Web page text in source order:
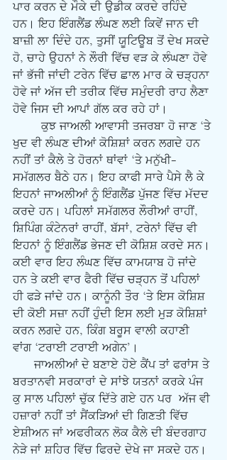
ਪਾਰ ਕਰਨ ਦੇ ਮੌਕੇ ਦੀ ਉਡੀਕ ਕਰਦੇ ਰਹਿੰਦੇ
ਹਨ। ਇਹ ਇੰਗਲੈਂਡ ਲੰਘਣ ਲਈ ਕਿਵੇਂ ਜਾਨ ਦੀ
ਬਾਜ਼ੀ ਲਾ ਦਿੰਦੇ ਹਨ, ਤੁਸੀਂ ਯੂਟਿਊਬ ਤੋਂ ਦੇਖ ਸਕਦੇ
ਹੋ, ਚਾਹੇ ਉਹਨਾਂ ਨੇ ਲੌਰੀ ਵਿੱਚ ਵੜ ਕੇ ਲੰਘਣਾ ਹੋਵੇ
ਜਾਂ ਭੱਜੀ ਜਾਂਦੀ ਟਰੇਨ ਵਿੱਚ ਛਾਲ ਮਾਰ ਕੇ ਚੜ੍ਹਨਾ
ਹੋਵੇ ਜਾਂ ਅੱਜ ਦੀ ਤਰੀਕ ਵਿੱਚ ਸਮੁੰਦਰੀ ਰਾਹ ਲੈਣਾ
ਹੋਵੇ ਜਿਸ ਦੀ ਆਪਾਂ ਗੱਲ ਕਰ ਰਹੇ ਹਾਂ।
ਖੁਦ ਵੀ ਲੰਘਣ ਦੀਆਂ ਕੋਸ਼ਿਸ਼ਾਂ ਕਰਨ ਲਗਦੇ ਹਨ
ਨਹੀਂ ਤਾਂ ਕੈਲੇ ਤੇ ਹੋਰਨਾਂ ਥਾਂਵਾਂ ‘ਤੇ ਮਨੁੱਖੀ-
ਸਮੱਗਲਰ ਬੈਠੇ ਹਨ। ਇਹ ਕਾਫੀ ਸਾਰੇ ਪੈਸੇ ਲੈ ਕੇ
ਇਹਨਾਂ ਜਾਅਲੀਆਂ ਨੂੰ ਇੰਗਲੈਂਡ ਪੁੱਜਣ ਵਿੱਚ ਮੱਦਦ
ਕਰਦੇ ਹਨ। ਪਹਿਲਾਂ ਸਮੱਗਲਰ ਲੌਰੀਆਂ ਰਾਹੀਂ,
ਸ਼ਿਪਿੰਗ ਕੰਟੇਨਰਾਂ ਰਾਹੀਂ, ਬੱਸਾਂ, ਟਰੇਨਾਂ ਵਿੱਚ ਵੀ
ਇਹਨਾਂ ਨੂੰ ਇੰਗਲੈਂਡ ਭੇਜਣ ਦੀ ਕੋਸ਼ਿਸ਼ ਕਰਦੇ ਸਨ।
ਕਈ ਵਾਰ ਇਹ ਲੰਘਣ ਵਿੱਚ ਕਾਮਯਾਬ ਹੋ ਜਾਂਦੇ
ਹਨ ਤੇ ਕਈ ਵਾਰ ਫੈਰੀ ਵਿੱਚ ਚੜ੍ਹਨ ਤੋਂ ਪਹਿਲਾਂ
ਹੀ ਫੜੇ ਜਾਂਦੇ ਹਨ। ਕਾਨੂੰਨੀ ਤੌਰ ‘ਤੇ ਇਸ ਕੋਸ਼ਿਸ਼
ਦੀ ਕੋਈ ਸਜ਼ਾ ਨਹੀਂ ਹੁੰਦੀ ਇਸ ਲਈ ਮੁੜ ਕੋਸ਼ਿਸ਼ਾਂ
ਕਰਨ ਲਗਦੇ ਹਨ, ਕਿੰਗ ਬਰੂਸ ਵਾਲੀ ਕਹਾਣੀ
ਵਾਂਗ ‘ਟਰਾਈ ਟਰਾਈ ਅਗੇਨ’।
      ਜਾਅਲੀਆਂ ਦੇ ਬਣਾਏ ਹੋਏ ਕੈਂਪ ਤਾਂ ਫਰਾਂਸ ਤੇ
ਬਰਤਾਨਵੀ ਸਰਕਾਰਾਂ ਦੇ ਸਾਂਝੇ ਯਤਨਾਂ ਕਰਕੇ ਪੰਜ
ਕੁ ਸਾਲ ਪਹਿਲਾਂ ਚੁੱਕ ਦਿੱਤੇ ਗਏ ਹਨ ਪਰ  ਅੱਜ ਵੀ
ਹਜ਼ਾਰਾਂ ਨਹੀਂ ਤਾਂ ਸੈਂਕੜਿਆਂ ਦੀ ਗਿਣਤੀ ਵਿੱਚ
ਏਸ਼ੀਅਨ ਜਾਂ ਅਫਰੀਕਨ ਲੋਕ ਕੈਲੇ ਦੀ ਬੰਦਰਗਾਹ
ਨੇੜੇ ਜਾਂ ਸ਼ਹਿਰ ਵਿੱਚ ਫਿਰਦੇ ਦੇਖੇ ਜਾ ਸਕਦੇ ਹਨ।